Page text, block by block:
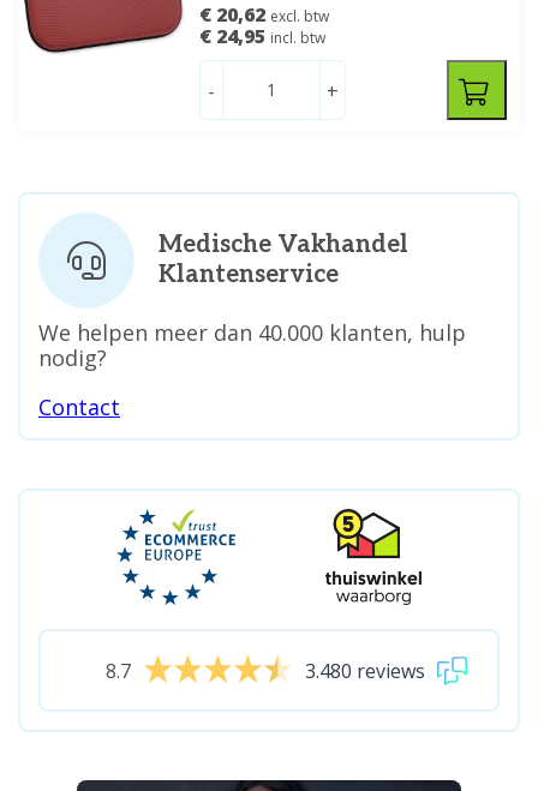
€ 20,62 excl. btw
€ 24,95 incl. btw
- +
Medische Vakhandel
Klantenservice
We helpen meer dan 40.000 klanten, hulp
nodig?
Contact
8.7 3.480 reviews